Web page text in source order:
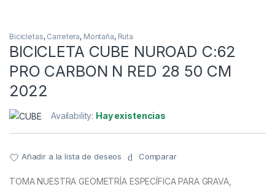
Bicicletas, Carretera, Montaña, Ruta
BICICLETA CUBE NUROAD C:62
PRO CARBON N RED 28 50 CM
2022
Availability: Hay existencias
Añadir a la lista de deseos Comparar
TOMA NUESTRA GEOMETRÍA ESPECÍFICA PARA GRAVA,